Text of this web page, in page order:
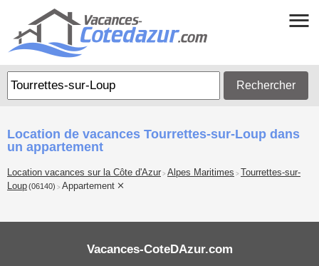
Rechercher
Location de vacances Tourrettes-sur-Loup dans
un appartement
Location vacances sur la Côte d'Azur > Alpes Maritimes >
Tourrettes-sur-
Loup(06140) > Appartement
Vacances-CoteDAzur.com